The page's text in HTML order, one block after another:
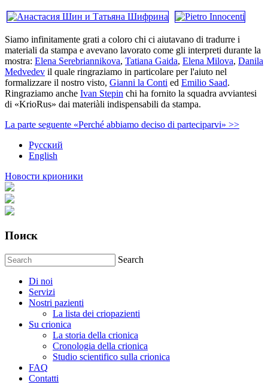
Siamo infinitamente grati a coloro chi ci aiutavano di tradurre i
materiali da stampa e avevano lavorato come gli interpreti durante la
mostra: Elena Serebriannikova, Tatiana Gaida, Elena Milova, Danila
Medvedev il quale ringraziamo in particolare per l'aiuto nel
formalizzare il nostro visto, Gianni la Conti ed Emilio Saad.
Ringraziamo anche Ivan Stepin chi ha fornito la squadra avviantesi
di «KrioRus» dai materiàli indispensabili da stampa.
La parte seguente «Perché abbiamo deciso di parteciparvi» >>
Русский
English
Новости крионики
Поиск
Search
Di noi
Servizi
Nostri pazienti
La lista dei criopazienti
Su crionica
La storia della crionica
Сronologia della crionica
Studio scientifico sulla crionica
FAQ
Contatti